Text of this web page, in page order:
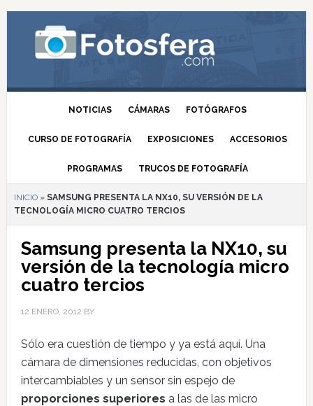
NOTICIAS CÁMARAS FOTÓGRAFOS
CURSO DE FOTOGRAFÍA EXPOSICIONES ACCESORIOS
PROGRAMAS TRUCOS DE FOTOGRAFÍA
INICIO» SAMSUNG PRESENTA LA NX10, SU VERSIÓN DE LA
TECNOLOGÍA MICRO CUATRO TERCIOS
Samsung presenta la NX10, su
versión de la tecnología micro
cuatro tercios
12 ENERO, 2012 BY
Sólo era cuestión de tiempo y ya está aquí. Una
cámara de dimensiones reducidas, con objetivos
intercambiables y un sensor sin espejo de
proporciones superiores a las de las micro